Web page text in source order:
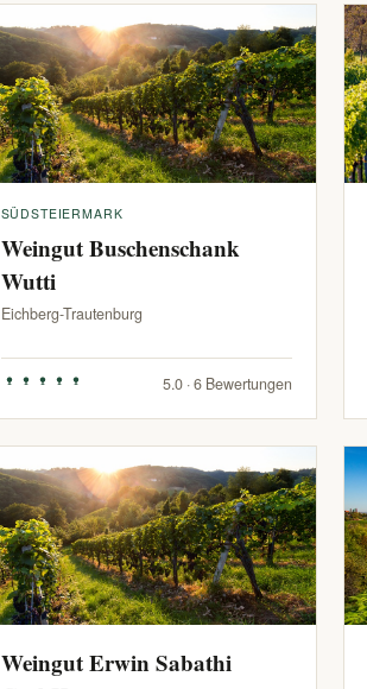
SÜDSTEIERMARK
Weingut Buschenschank
Wutti
Eichberg-Trautenburg
5.0 · 6 Bewertungen
Weingut Erwin Sabathi